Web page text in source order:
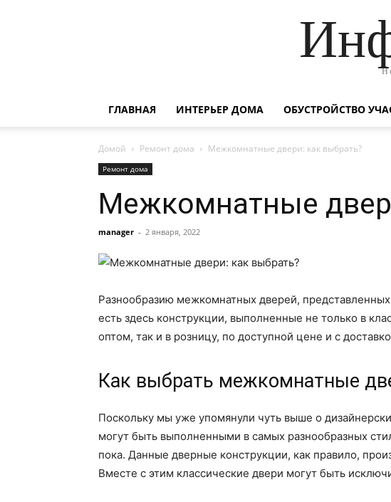
ГЛАВНАЯ ИНТЕРЬЕР ДОМА ОБУСТРОЙСТВО
Домой Ремонт дома Межкомнатные двери: как выбрать?
Ремонт дома
Межкомнатные
manager - 2 января, 2022
Разнообразию межкомнатных дверей,
есть здесь конструкции, выполненные не только в
оптом, так и в розницу, по доступной цене и с
Как выбрать межкомнатные
Поскольку мы уже упомянули чуть выше о
могут быть выполненными в самых разнообразных
пока. Данные дверные конструкции, как правило,
Вместе с этим классические двери могут быть